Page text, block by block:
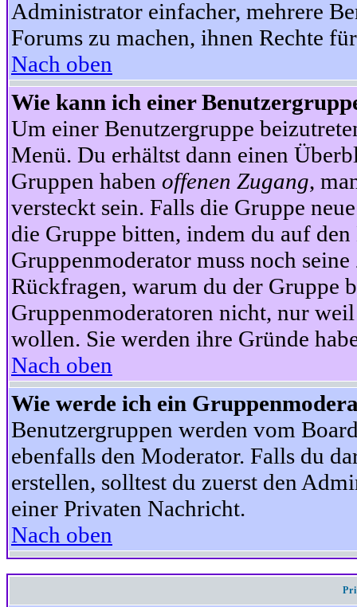
Administrator einfacher, mehrere
Forums zu machen, ihnen Rechte
Nach oben
Wie kann ich einer
Um einer Benutzergruppe
Menü. Du erhältst dann einen
Gruppen haben offenen Zugang,
versteckt sein. Falls die Gruppe
die Gruppe bitten, indem du auf
Gruppenmoderator muss noch
Rückfragen, warum du der Gruppe
Gruppenmoderatoren nicht, nur
wollen. Sie werden ihre Gründe
Nach oben
Wie werde ich ein
Benutzergruppen werden vom
ebenfalls den Moderator. Falls du
erstellen, solltest du zuerst den
einer Privaten Nachricht.
Nach oben